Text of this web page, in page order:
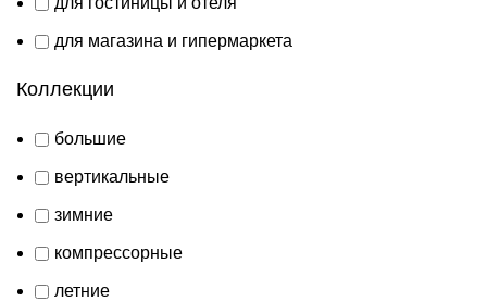
для магазина и гипермаркета
Коллекции
большие
вертикальные
зимние
компрессорные
летние